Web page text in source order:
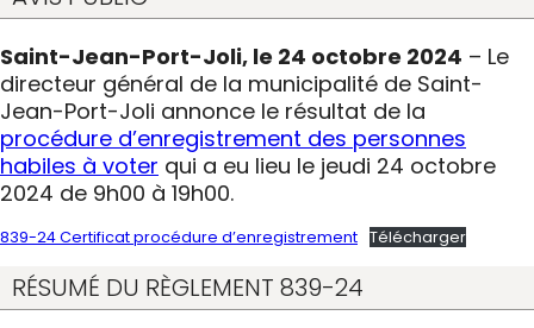
Saint-Jean-Port-Joli, le 24 octobre 2024 – Le
directeur général de la municipalité de Saint-
Jean-Port-Joli annonce le résultat de la
procédure d’enregistrement des personnes
habiles à voter qui a eu lieu le jeudi 24 octobre
2024 de 9h00 à 19h00.
839-24 Certificat procédure d’enregistrement Télécharger
RÉSUMÉ DU RÈGLEMENT 839-24